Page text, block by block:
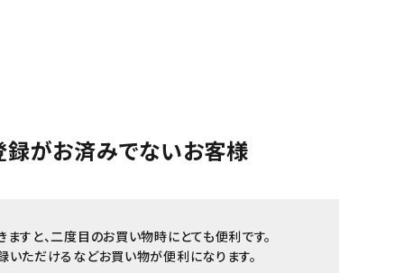
録がお済みでないお客様
すと、二度目のお買い物時にとても便利です。
いただけるなどお買い物が便利になります。